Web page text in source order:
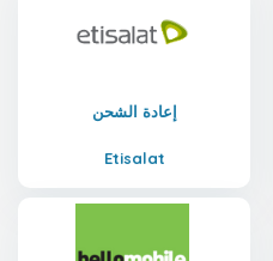
إعادة الشحن
Etisalat